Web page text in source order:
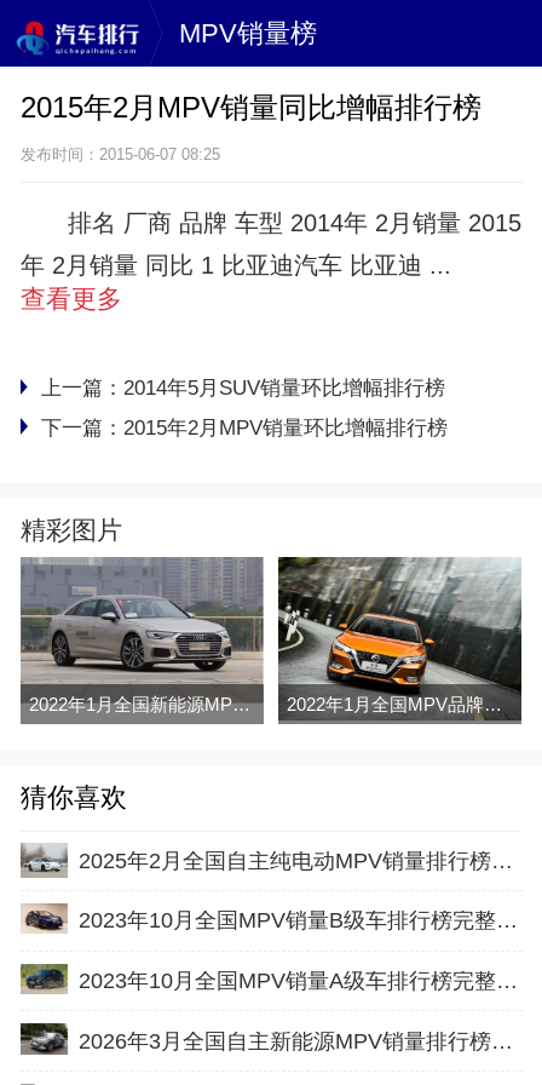
MPV销量榜
2015年2月MPV销量同比增幅排行榜
发布时间：2015-06-07 08:25
排名 厂商 品牌 车型 2014年 2月销量 2015
年 2月销量 同比 1 比亚迪汽车 比亚迪 ...
查看更多
上一篇： 2014年5月SUV销量环比增幅排行榜
下一篇： 2015年2月MPV销量环比增幅排行榜
精彩图片
2022年1月全国新能源MPV销量排行榜完整版 2022年1月全国MPV品牌销量排行榜完整版
猜你喜欢
2025年2月全国自主纯电动MPV销量排行榜完整版(批发量
2023年10月全国MPV销量B级车排行榜完整版(批发量
2023年10月全国MPV销量A级车排行榜完整版(零售量
2026年3月全国自主新能源MPV销量排行榜完整版(批发量